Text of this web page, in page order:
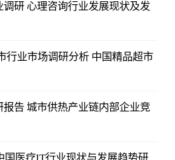
研 心理咨询行业发展现状及发
行业市场调研分析 中国精品超市
告 城市供热产业链内部企业竞
国医疗IT行业现状与发展趋势研